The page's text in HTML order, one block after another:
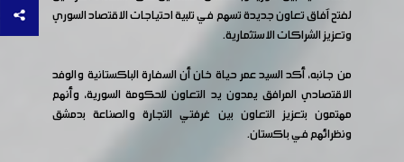
لفتح آفاق تعاون جديدة تسهم في تلبية احتياجات الاقتصاد السوري
وتعزيز الشراكات الاستثمارية.
من جانبه، أكد السيد عمر حياة خان أن السفارة الباكستانية والوفد
الاقتصادي المرافق يمدون يد التعاون للحكومة السورية، وأنهم
مهتمون بتعزيز التعاون بين غرفتي التجارة والصناعة بدمشق
ونظرائهم في باكستان.